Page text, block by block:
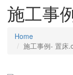
施工事
Home
施工事例‐ 置床